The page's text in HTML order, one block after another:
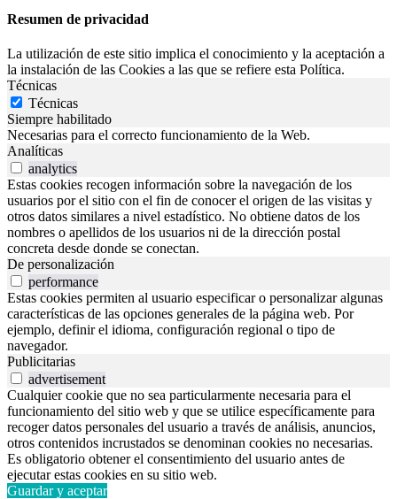
Resumen de privacidad
La utilización de este sitio implica el conocimiento y la aceptación a
la instalación de las Cookies a las que se refiere esta Política.
Técnicas
Técnicas
Siempre habilitado
Necesarias para el correcto funcionamiento de la Web.
Analíticas
analytics
Estas cookies recogen información sobre la navegación de los
usuarios por el sitio con el fin de conocer el origen de las visitas y
otros datos similares a nivel estadístico. No obtiene datos de los
nombres o apellidos de los usuarios ni de la dirección postal
concreta desde donde se conectan.
De personalización
performance
Estas cookies permiten al usuario especificar o personalizar algunas
características de las opciones generales de la página web. Por
ejemplo, definir el idioma, configuración regional o tipo de
navegador.
Publicitarias
advertisement
Cualquier cookie que no sea particularmente necesaria para el
funcionamiento del sitio web y que se utilice específicamente para
recoger datos personales del usuario a través de análisis, anuncios,
otros contenidos incrustados se denominan cookies no necesarias.
Es obligatorio obtener el consentimiento del usuario antes de
ejecutar estas cookies en su sitio web.
Guardar y aceptar